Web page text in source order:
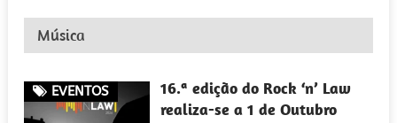
Música
EVENTOS
16.ª edição do Rock ‘n’ Law
realiza-se a 1 de Outubro